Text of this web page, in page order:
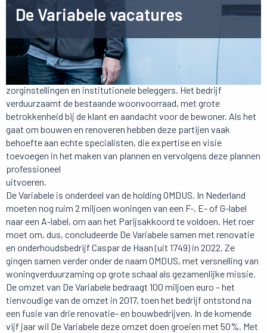
De Variabele vacatures
De Variabele werkt voornamelijk voor woningcorporaties en
focust zich ook steeds meer op de groeimarkt van
zorginstellingen en institutionele beleggers. Het bedrijf
verduurzaamt de bestaande woonvoorraad, met grote
betrokkenheid bij de klant en aandacht voor de bewoner. Als het
gaat om bouwen en renoveren hebben deze partijen vaak
behoefte aan echte specialisten, die expertise en visie
toevoegen in het maken van plannen en vervolgens deze plannen
professioneel
uitvoeren.
De Variabele is onderdeel van de holding OMDUS. In Nederland
moeten nog ruim 2 miljoen woningen van een F-, E- of G-label
naar een A-label, om aan het Parijsakkoord te voldoen. Het roer
moet om, dus, concludeerde De Variabele samen met renovatie
en onderhoudsbedrijf Caspar de Haan (uit 1749) in 2022. Ze
gingen samen verder onder de naam OMDUS, met versnelling van
woningverduurzaming op grote schaal als gezamenlijke missie.
De omzet van De Variabele bedraagt 100 miljoen euro – het
tienvoudige van de omzet in 2017, toen het bedrijf ontstond na
een fusie van drie renovatie- en bouwbedrijven. In de komende
vijf jaar wil De Variabele deze omzet doen groeien met 50%. Met